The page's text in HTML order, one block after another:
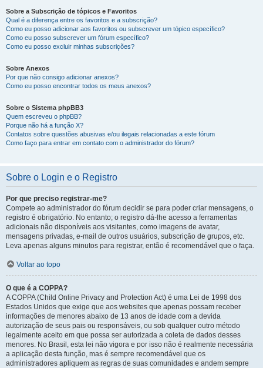
Sobre a Subscrição de tópicos e Favoritos
Qual é a diferença entre os favoritos e a subscrição?
Como eu posso adicionar aos favoritos ou subscrever um tópico específico?
Como eu posso subscrever um fórum específico?
Como eu posso excluir minhas subscrições?
Sobre Anexos
Por que não consigo adicionar anexos?
Como eu posso encontrar todos os meus anexos?
Sobre o Sistema phpBB3
Quem escreveu o phpBB?
Porque não há a função X?
Contatos sobre questões abusivas e/ou ilegais relacionadas a este fórum
Como faço para entrar em contato com o administrador do fórum?
Sobre o Login e o Registro
Por que preciso registrar-me?
Compete ao administrador do fórum decidir se para poder criar mensagens, o
registro é obrigatório. No entanto; o registro dá-lhe acesso a ferramentas
adicionais não disponíveis aos visitantes, como imagens de avatar,
mensagens privadas, e-mail de outros usuários, subscrição de grupos, etc.
Leva apenas alguns minutos para registrar, então é recomendável que o faça.
Voltar ao topo
O que é a COPPA?
A COPPA (Child Online Privacy and Protection Act) é uma Lei de 1998 dos
Estados Unidos que exige que aos websites que apenas possam receber
informações de menores abaixo de 13 anos de idade com a devida
autorização de seus pais ou responsáveis, ou sob qualquer outro método
legalmente aceito em que possa ser autorizada a coleta de dados desses
menores. No Brasil, esta lei não vigora e por isso não é realmente necessária
a aplicação desta função, mas é sempre recomendável que os
administradores apliquem as regras de suas comunidades e andem sempre